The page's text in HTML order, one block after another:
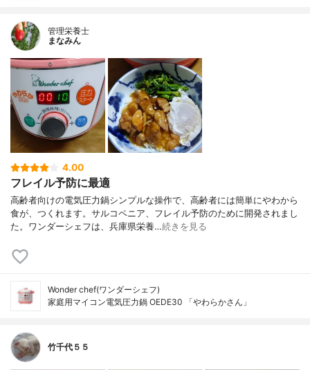
管理栄養士
まなみん
4.00
フレイル予防に最適
高齢者向けの電気圧力鍋シンプルな操作で、高齢者には簡単にやわから
食が、つくれます。サルコペニア、フレイル予防のために開発されまし
た。ワンダーシェフは、兵庫県栄養…続きを見る
Wonder chef(ワンダーシェフ)
家庭用マイコン電気圧力鍋 OEDE30 「やわらかさん」
竹千代５５